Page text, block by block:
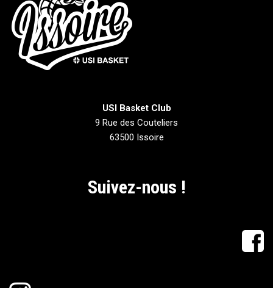
USI Basket Club
9 Rue des Couteliers
63500 Issoire
Suivez-nous !